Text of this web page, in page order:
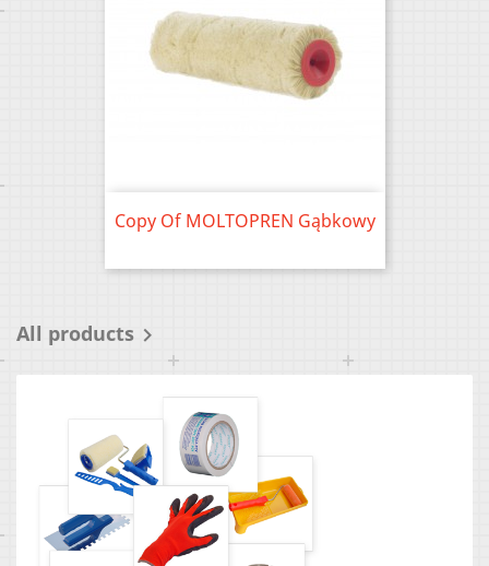
Copy Of MOLTOPREN Gąbkowy
All products 